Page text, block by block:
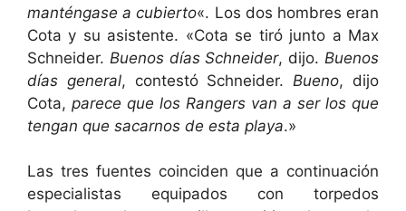
manténgase a cubierto«. Los dos hombres eran
Cota y su asistente. «Cota se tiró junto a Max
Schneider. Buenos días Schneider, dijo. Buenos
días general, contestó Schneider. Bueno, dijo
Cota, parece que los Rangers van a ser los que
tengan que sacarnos de esta playa.»
Las tres fuentes coinciden que a continuación
especialistas equipados con torpedos